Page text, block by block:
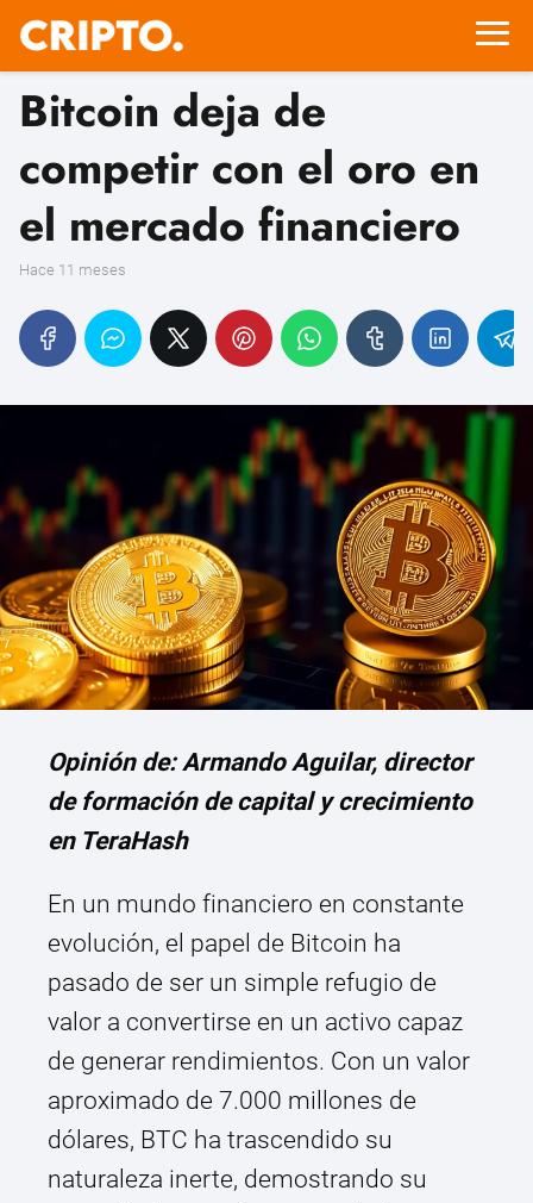
Bitcoin deja de
competir con el oro en
el mercado financiero
hace 11 meses
Opinión de: Armando Aguilar, director
de formación de capital y crecimiento
en TeraHash
En un mundo financiero en constante
evolución, el papel de Bitcoin ha
pasado de ser un simple refugio de
valor a convertirse en un activo capaz
de generar rendimientos. Con un valor
aproximado de 7.000 millones de
dólares, BTC ha trascendido su
naturaleza inerte, demostrando su